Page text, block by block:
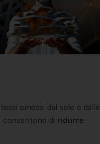
emessi dal sole e dalle
di ridurre